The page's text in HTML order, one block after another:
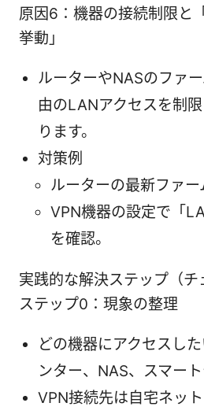
原因6：機器の接続制限と
挙動」
ルーターやNASのファ
由のLANアクセスを制
ります。
対策例
ルーターの最新ファー
VPN機器の設定で「
を確認。
実践的な解決ステップ（チ
ステップ0：現象の整理
どの機器にアクセスし
ンター、NAS、スマート
VPN接続先は自宅ネッ